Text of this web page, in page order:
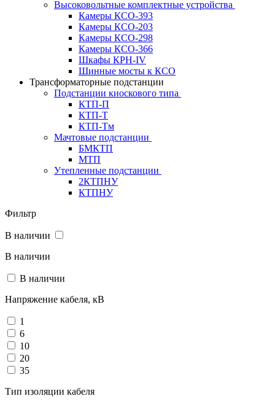
Высоковольтные комплектные устройства
Камеры КСО-393
Камеры КСО-203
Камеры КСО-298
Камеры КСО-366
Шкафы КРН-IV
Шинные мосты к КСО
Трансформаторные подстанции
Подстанции киоскового типа
КТП-П
КТП-Т
КТП-Тм
Мачтовые подстанции
БМКТП
МТП
Утепленные подстанции
2КТПНУ
КТПНУ
Фильтр
В наличии
В наличии
В наличии
Напряжение кабеля, кВ
1
6
10
20
35
Тип изоляции кабеля